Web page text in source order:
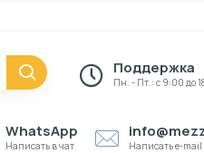
Поддержка
Пн. - Пт.: с 9:00 до
WhatsApp
Написать в чат Написать e-mail